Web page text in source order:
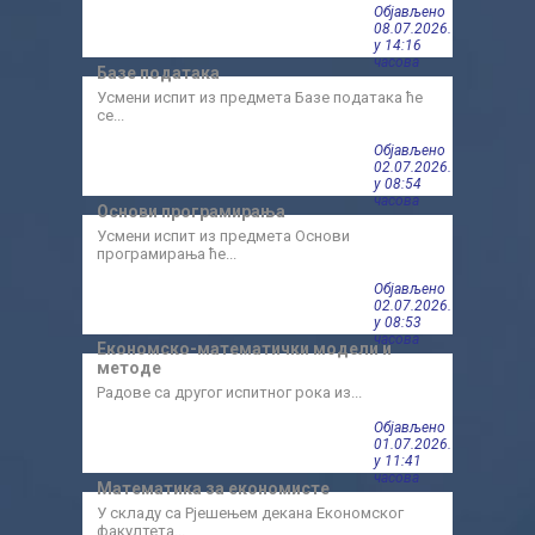
Објављено
08.07.2026.
у 14:16
часова
Базе података
Усмени испит из предмета Базе података ће
се...
Објављено
02.07.2026.
у 08:54
часова
Основи програмирања
Усмени испит из предмета Основи
програмирања ће...
Објављено
02.07.2026.
у 08:53
часова
Економско-математички модели и
методе
Радове са другог испитног рока из...
Објављено
01.07.2026.
у 11:41
часова
Математика за економисте
У складу са Рјешењем декана Економског
факултета...